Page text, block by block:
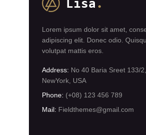
Lorem ipsum dolor sit amet,
adipiscing elit. Donec odio.
volutpat mattis eros.
Address: No 40 Baria Sreet 133/2,
NewYork, USA
Phone: (+08) 123 456 789
Mail: Fieldthemes@gmail.com